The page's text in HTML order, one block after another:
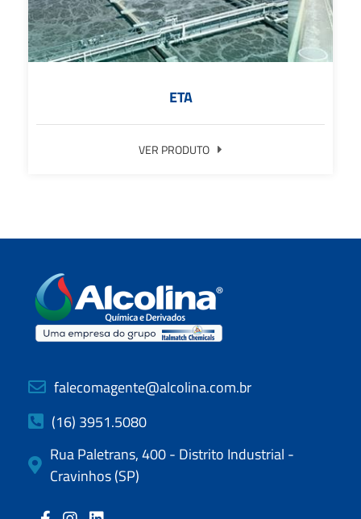
ETA
VER PRODUTO
falecomagente@alcolina.com.br
(16) 3951.5080
Rua Paletrans, 400 - Distrito Industrial -
Cravinhos (SP)